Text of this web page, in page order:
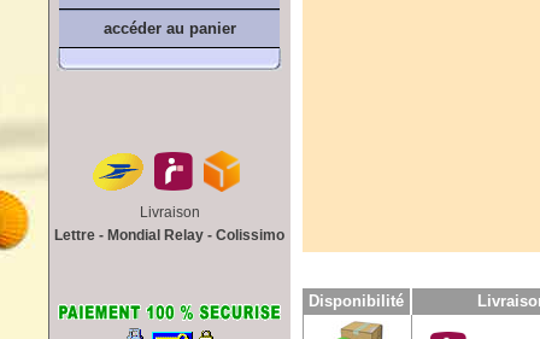
accéder au panier
Livraison
Lettre - Mondial Relay - Colissimo
Disponibilité